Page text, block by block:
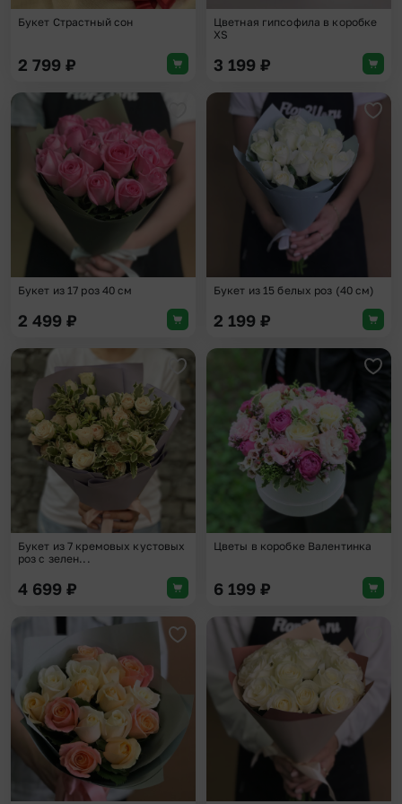
Букет Страстный сон
2 799 ₽
Цветная гипсофила в коробке
XS
3 199 ₽
Добавить в избранное
Букет из 17 роз 40 см
2 499 ₽
Букет из 15 белых роз (40 см)
2 199 ₽
Добавить в избранное
Букет из 7 кремовых кустовых
роз с зелен...
4 699 ₽
Цветы в коробке Валентинка
6 199 ₽
Добавить в избранное